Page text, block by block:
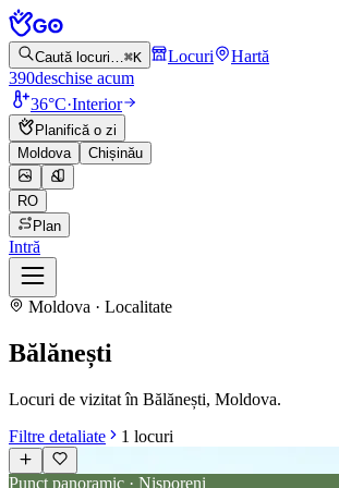
Caută locuri…⌘K Locuri
Hartă
390deschise acum
36°C·Interior
Planifică o zi
Moldova
Chișinău
RO
Plan
Intră
Moldova · Localitate
Bălănești
Locuri de vizitat în Bălănești, Moldova.
Filtre detaliate
1 locuri
Punct panoramic · Nisporeni